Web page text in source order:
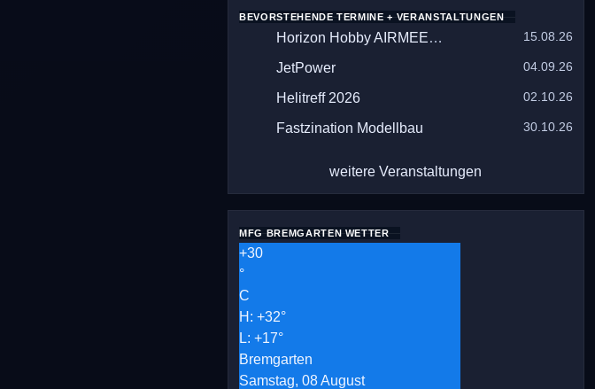
BEVORSTEHENDE TERMINE + VERANSTALTUNGEN
Horizon Hobby AIRMEET 2026 15.08.26
JetPower 04.09.26
Helitreff 2026 02.10.26
Fastzination Modellbau 30.10.26
weitere Veranstaltungen
MFG BREMGARTEN WETTER
+30
°
C
H: +32°
L: +17°
Bremgarten
Samstag, 08 August